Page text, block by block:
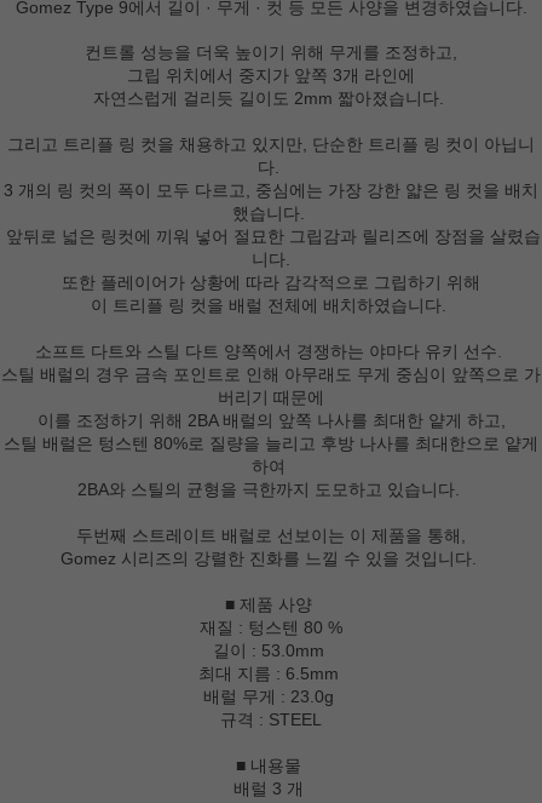
Gomez Type 9에서 길이 · 무게 · 컷 등 모든 사양을 변경하였습니다.
컨트롤 성능을 더욱 높이기 위해 무게를 조정하고,
그립 위치에서 중지가 앞쪽 3개 라인에
자연스럽게 걸리듯 길이도 2mm 짧아졌습니다.
그리고 트리플 링 컷을 채용하고 있지만, 단순한 트리플 링 컷이 아닙니
다.
3 개의 링 컷의 폭이 모두 다르고, 중심에는 가장 강한 얇은 링 컷을 배치
했습니다.
앞뒤로 넓은 링컷에 끼워 넣어 절묘한 그립감과 릴리즈에 장점을 살렸습
니다.
또한 플레이어가 상황에 따라 감각적으로 그립하기 위해
이 트리플 링 컷을 배럴 전체에 배치하였습니다.
소프트 다트와 스틸 다트 양쪽에서 경쟁하는 야마다 유키 선수.
스틸 배럴의 경우 금속 포인트로 인해 아무래도 무게 중심이 앞쪽으로 가
버리기 때문에
이를 조정하기 위해 2BA 배럴의 앞쪽 나사를 최대한 얕게 하고,
스틸 배럴은 텅스텐 80%로 질량을 늘리고 후방 나사를 최대한으로 얕게
하여
2BA와 스틸의 균형을 극한까지 도모하고 있습니다.
두번째 스트레이트 배럴로 선보이는 이 제품을 통해,
Gomez 시리즈의 강렬한 진화를 느낄 수 있을 것입니다.
■ 제품 사양
재질 : 텅스텐 80 %
길이 : 53.0mm
최대 지름 : 6.5mm
배럴 무게 : 23.0g
규격 : STEEL
■ 내용물
배럴 3 개